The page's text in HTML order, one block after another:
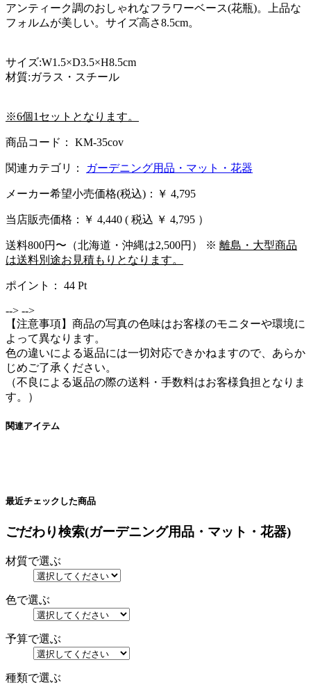
アンティーク調のおしゃれなフラワーベース(花瓶)。上品な
フォルムが美しい。サイズ高さ8.5cm。
サイズ:W1.5×D3.5×H8.5cm
材質:ガラス・スチール
※6個1セットとなります。
商品コード： KM-35cov
関連カテゴリ： ガーデニング用品・マット・花器
メーカー希望小売価格(税込)：￥ 4,795
当店販売価格： ￥ 4,440 ( 税込 ￥ 4,795 ）
送料800円〜（北海道・沖縄は2,500円） ※ 離島・大型商品
は送料別途お見積もりとなります。
ポイント： 44 Pt
--> -->
【注意事項】商品の写真の色味はお客様のモニターや環境に
よって異なります。
色の違いによる返品には一切対応できかねますので、あらか
じめご了承ください。
（不良による返品の際の送料・手数料はお客様負担となりま
す。）
関連アイテム
最近チェックした商品
ごだわり検索(ガーデニング用品・マット・花器)
材質で選ぶ
色で選ぶ
予算で選ぶ
種類で選ぶ